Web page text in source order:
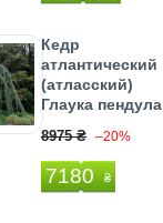
Кедр
атлантический
(атласский)
Глаука пендула
8975 ₴ –20%
7180 ₴